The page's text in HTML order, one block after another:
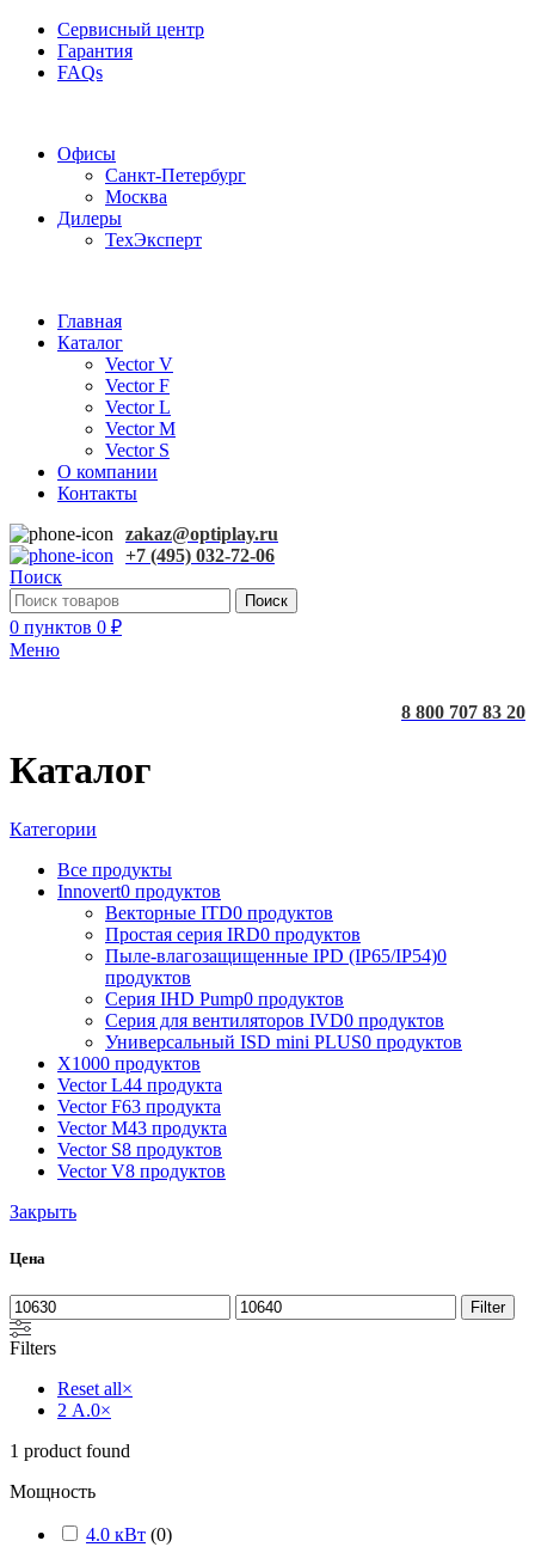
Сервисный центр
Гарантия
FAQs
Офисы
Санкт-Петербург
Москва
Дилеры
ТехЭксперт
Главная
Каталог
Vector V
Vector F
Vector L
Vector M
Vector S
О компании
Контакты
zakaz@optiplay.ru
+7 (495) 032-72-06
Поиск
Поиск
0 пунктов 0 ₽
Меню
8 800 707 83 20
Каталог
Категории
Все продукты
Innovert0 продуктов
Векторные ITD0 продуктов
Простая серия IRD0 продуктов
Пыле-влагозащищенные IPD (IP65/IP54)0
продуктов
Серия IHD Pump0 продуктов
Серия для вентиляторов IVD0 продуктов
Универсальный ISD mini PLUS0 продуктов
X1000 продуктов
Vector L44 продукта
Vector F63 продукта
Vector M43 продукта
Vector S8 продуктов
Vector V8 продуктов
Закрыть
Цена
Filter
Filters
Reset all×
2 А.0×
1 product found
Мощность
4.0 кВт (0)